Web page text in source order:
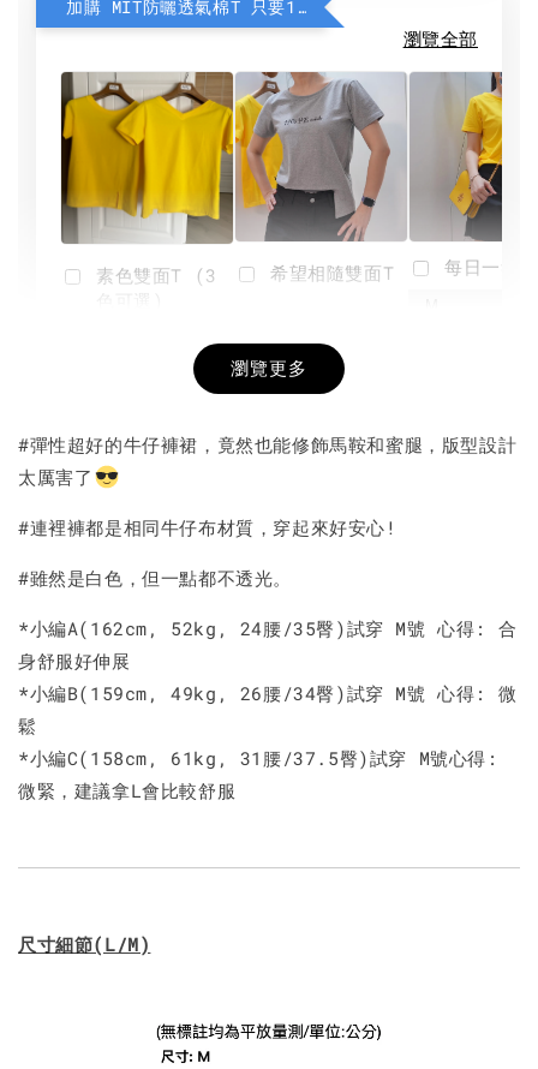
加購 MIT防曬透氣棉T 只要190元
瀏覽全部
素色雙面T (3
+
希望相隨雙面T
NT$ 190
-
每日一笑
瀏覽更多
#彈性超好的牛仔褲裙，竟然也能修飾馬鞍和蜜腿，版型設計
太厲害了
#連裡褲都是相同牛仔布材質，穿起來好安心!
#雖然是白色，但一點都不透光。
*小編A(162cm, 52kg, 24腰/35臀)試穿 M號 心得: 合
身舒服好伸展
*小編B(159cm, 49kg, 26腰/34臀)試穿 M號 心得: 微
鬆
*小編C(158cm, 61kg, 31腰/37.5臀)試穿 M號心得:
微緊，建議拿L會比較舒服
尺寸細節(L/M)